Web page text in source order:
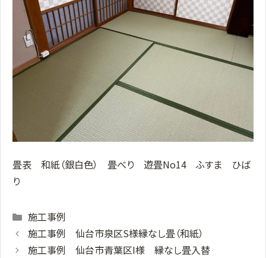
畳表 和紙（銀白色） 畳べり 遊畳No14 ふすま ひば
り
Categories
施工事例
施工事例 仙台市泉区S様縁なし畳（和紙）
施工事例 仙台市青葉区I様 縁なし畳入替